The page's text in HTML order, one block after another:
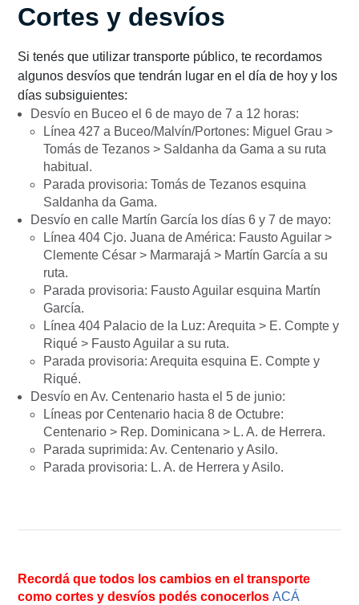
Cortes y desvíos
Si tenés que utilizar transporte público, te recordamos
algunos desvíos que tendrán lugar en el día de hoy y los
días subsiguientes:
Desvío en Buceo el 6 de mayo de 7 a 12 horas:
Línea 427 a Buceo/Malvín/Portones: Miguel Grau >
Tomás de Tezanos > Saldanha da Gama a su ruta
habitual.
Parada provisoria: Tomás de Tezanos esquina
Saldanha da Gama.
Desvío en calle Martín García los días 6 y 7 de mayo:
Línea 404 Cjo. Juana de América: Fausto Aguilar >
Clemente César > Marmarajá > Martín García a su
ruta.
Parada provisoria: Fausto Aguilar esquina Martín
García.
Línea 404 Palacio de la Luz: Arequita > E. Compte y
Riqué > Fausto Aguilar a su ruta.
Parada provisoria: Arequita esquina E. Compte y
Riqué.
Desvío en Av. Centenario hasta el 5 de junio:
Líneas por Centenario hacia 8 de Octubre:
Centenario > Rep. Dominicana > L. A. de Herrera.
Parada suprimida: Av. Centenario y Asilo.
Parada provisoria: L. A. de Herrera y Asilo.
Recordá que todos los cambios en el transporte
como cortes y desvíos podés conocerlos ACÁ